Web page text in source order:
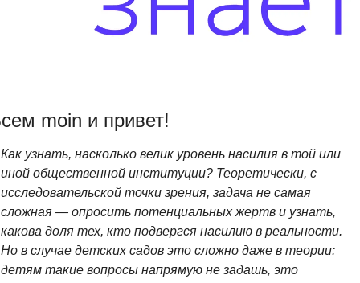
moin и привет!
Как узнать, насколько велик уровень насилия в той или
иной общественной институции? Теоретически, с
исследовательской точки зрения, задача не самая
сложная ­­­­— опросить потенциальных жертв и узнать,
какова доля тех, кто подвергся насилию в реальности.
Но в случае детских садов это сложно даже в теории:
детям такие вопросы напрямую не задашь, это